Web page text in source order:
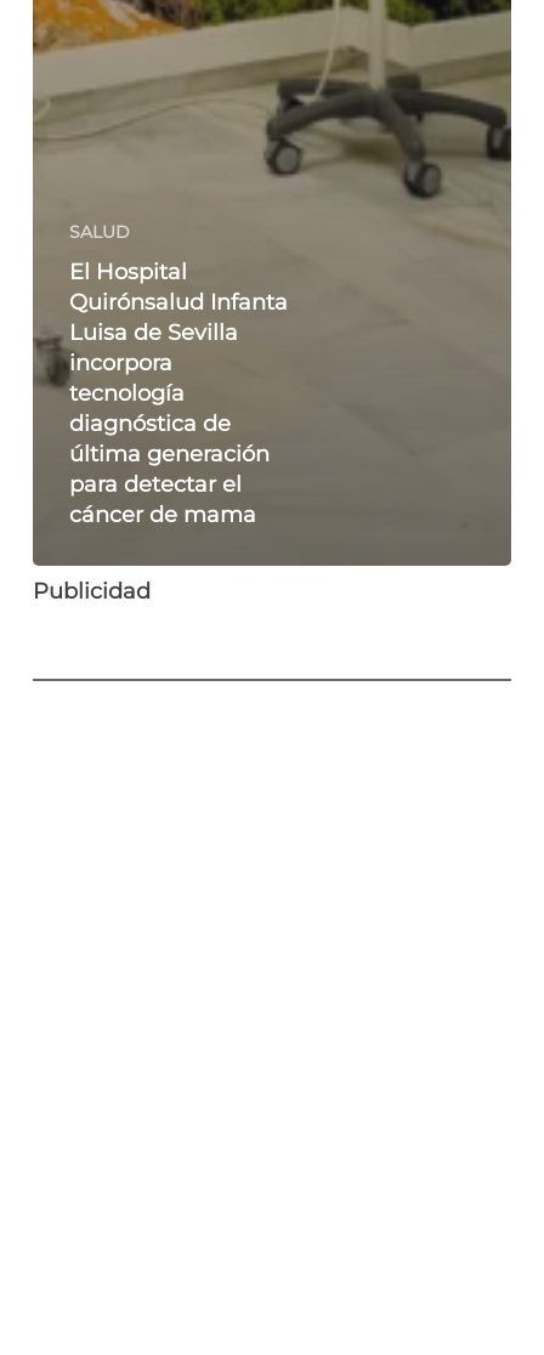
SALUD
El Hospital
Quirónsalud Infanta
Luisa de Sevilla
incorpora
tecnología
diagnóstica de
última generación
para detectar el
cáncer de mama
Publicidad